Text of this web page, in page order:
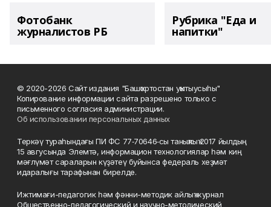
Фотобанк
журналистов РБ
Рубрика "Еда и
напитки"
© 2020-2026 Сайт издания "Башҡортостан уҡытыусыһы"
Копирование информации сайта разрешено только с
письменного согласия администрации.
Об использовании персональных данных
Теркәү тураһындағы ПИ ФС 77‑70646‑сы таныҡлыҡ 2017 йылдың
15 авгусында Элемтә, информацион технологиялар һәм киң
мәғлүмәт сараларын күҙәтеү буйынса федераль хеҙмәт
идаралығы тарафынан бирелде.
Ижтимағи-педагогик һәм фәнни-методик айлыҡ журнал
Общественно-педагогический и научно-методический